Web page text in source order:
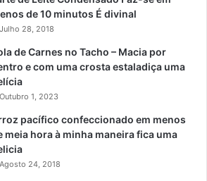
de 10 minutos É divinal
Julho 28, 2018
de Carnes no Tacho – Macia por
e com uma crosta estaladiça uma
Outubro 1, 2023
pacífico confeccionado em menos
meia hora à minha maneira fica uma
Agosto 24, 2018